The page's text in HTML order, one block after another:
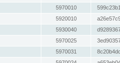
5970010
5920010
5930040
5970025
5970031